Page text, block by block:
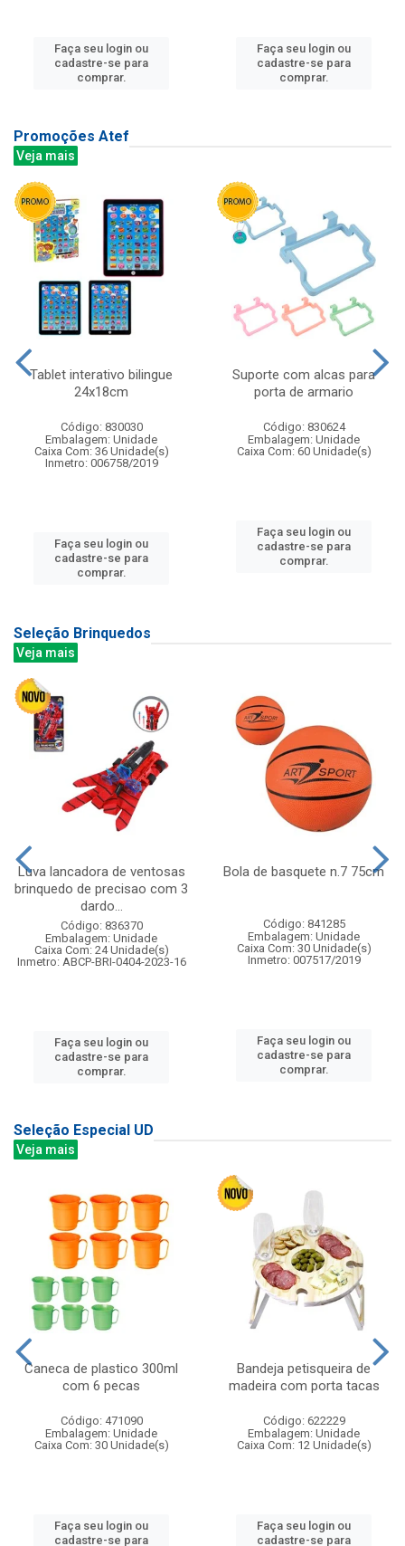
Faça seu login ou
cadastre-se para
comprar.
Faça seu login ou
cadastre-se para
comprar.
Promoções Atef
Veja mais
Tablet interativo bilingue
24x18cm
Código: 830030
Embalagem: Unidade
Caixa Com: 36 Unidade(s)
Inmetro: 006758/2019
Faça seu login ou
cadastre-se para
comprar.
Suporte com alcas para
porta de armario
Código: 830624
Embalagem: Unidade
Caixa Com: 60 Unidade(s)
Faça seu login ou
cadastre-se para
comprar.
Seleção Brinquedos
Veja mais
Luva lancadora de ventosas
brinquedo de precisao com 3
dardo...
Código: 836370
Embalagem: Unidade
Caixa Com: 24 Unidade(s)
Inmetro: ABCP-BRI-0404-2023-16
Faça seu login ou
cadastre-se para
comprar.
Bola de basquete n.7 75cm
Código: 841285
Embalagem: Unidade
Caixa Com: 30 Unidade(s)
Inmetro: 007517/2019
Faça seu login ou
cadastre-se para
comprar.
Seleção Especial UD
Veja mais
Caneca de plastico 300ml
com 6 pecas
Código: 471090
Embalagem: Unidade
Caixa Com: 30 Unidade(s)
Faça seu login ou
cadastre-se para
Bandeja petisqueira de
madeira com porta tacas
Código: 622229
Embalagem: Unidade
Caixa Com: 12 Unidade(s)
Faça seu login ou
cadastre-se para